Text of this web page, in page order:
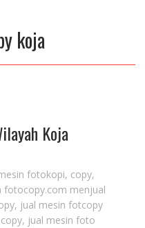
koja
Koja
fotokopi, copy,
fotocopy.com menjual
, jual mesin fotcopy
, jual mesin foto